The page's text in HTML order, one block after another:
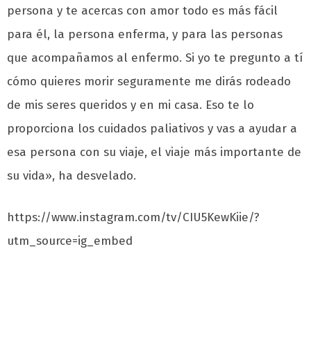
persona y te acercas con amor todo es más fácil
para él, la persona enferma, y para las personas
que acompañamos al enfermo. Si yo te pregunto a tí
cómo quieres morir seguramente me dirás rodeado
de mis seres queridos y en mi casa. Eso te lo
proporciona los cuidados paliativos y vas a ayudar a
esa persona con su viaje, el viaje más importante de
su vida», ha desvelado.
https://www.instagram.com/tv/CIU5KewKiie/?
utm_source=ig_embed